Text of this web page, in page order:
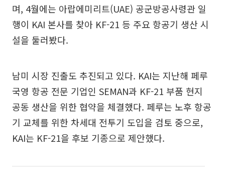
며, 4월에는 아랍에미리트(UAE) 공군방공사령관 일
행이 KAI 본사를 찾아 KF-21 등 주요 항공기 생산 시
설을 둘러봤다.
남미 시장 진출도 추진되고 있다. KAI는 지난해 페루
국영 항공 전문 기업인 SEMAN과 KF-21 부품 현지
공동 생산을 위한 협약을 체결했다. 페루는 노후 항공
기 교체를 위한 차세대 전투기 도입을 검토 중으로,
KAI는 KF-21을 후보 기종으로 제안했다.